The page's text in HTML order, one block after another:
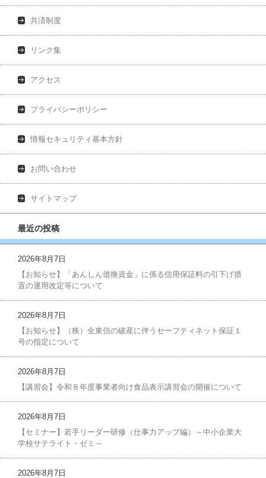
共済制度
リンク集
アクセス
プライバシーポリシー
情報セキュリティ基本方針
お問い合わせ
サイトマップ
最近の投稿
2026年8月7日
【お知らせ】「あんしん借換資金」に係る信用保証料の引下げ措
置の運用改定等について
2026年8月7日
【お知らせ】（株）全東信の破産に伴うセーフティネット保証１
号の指定について
2026年8月7日
【講習会】令和８年度事業者向け食品表示講習会の開催について
2026年8月7日
【セミナー】若手リーダー研修（仕事力アップ編）～中小企業大
学校サテライト・ゼミ～
2026年8月7日